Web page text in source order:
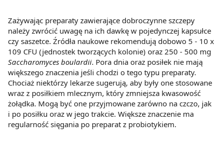
Zażywając preparaty zawierające dobroczynne szczepy
należy zwrócić uwagę na ich dawkę w pojedynczej kapsułce
czy saszetce. Źródła naukowe rekomendują dobowo 5 - 10 x
109 CFU (jednostek tworzących kolonie) oraz 250 - 500 mg
Saccharomyces boulardii. Pora dnia oraz posiłek nie mają
większego znaczenia jeśli chodzi o tego typu preparaty.
Chociaż niektórzy lekarze sugerują, aby były one stosowane
wraz z posiłkiem mlecznym, który zmniejsza kwasowość
żołądka. Mogą być one przyjmowane zarówno na czczo, jak
i po posiłku oraz w jego trakcie. Większe znaczenie ma
regularność sięgania po preparat z probiotykiem.